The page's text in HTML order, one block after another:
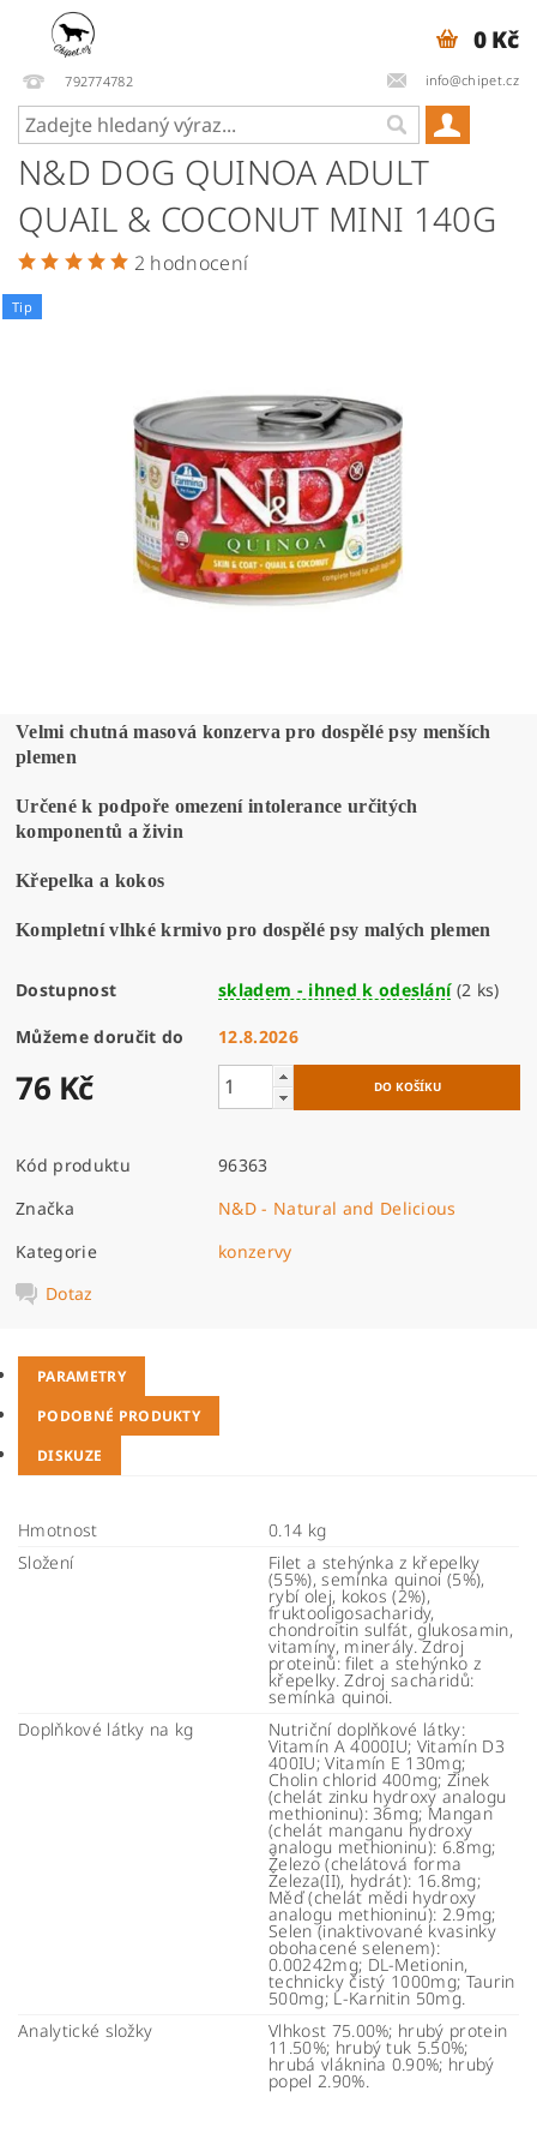
792774782 info@chipet.cz
0 Kč
N&D DOG QUINOA ADULT
QUAIL & COCONUT MINI 140G
2 hodnocení
Tip
Velmi chutná masová konzerva pro dospělé psy menších
plemen
Určené k podpoře omezení intolerance určitých
komponentů a živin
Křepelka a kokos
Kompletní vlhké krmivo pro dospělé psy malých plemen
Dostupnost skladem - ihned k odeslání (2 ks)
Můžeme doručit do 12.8.2026
76 Kč
Kód produktu
96363
Značka
N&D - Natural and Delicious
Kategorie
konzervy
Dotaz
PARAMETRY
PODOBNÉ PRODUKTY
DISKUZE
Hmotnost
0.14 kg
Složení
Filet a stehýnka z křepelky
(55%), semínka quinoi (5%),
rybí olej, kokos (2%),
fruktooligosacharidy,
chondroitin sulfát, glukosamin,
vitamíny, minerály. Zdroj
proteinů: filet a stehýnko z
křepelky. Zdroj sacharidů:
semínka quinoi.
Doplňkové látky na kg
Nutriční doplňkové látky:
Vitamín A 4000IU; Vitamín D3
400IU; Vitamín E 130mg;
Cholin chlorid 400mg; Zinek
(chelát zinku hydroxy analogu
methioninu): 36mg; Mangan
(chelát manganu hydroxy
analogu methioninu): 6.8mg;
Železo (chelátová forma
Železa(II), hydrát): 16.8mg;
Měď (chelát mědi hydroxy
analogu methioninu): 2.9mg;
Selen (inaktivované kvasinky
obohacené selenem):
0.00242mg; DL-Metionin,
technicky čistý 1000mg; Taurin
500mg; L-Karnitin 50mg.
Analytické složky
Vlhkost 75.00%; hrubý protein
11.50%; hrubý tuk 5.50%;
hrubá vláknina 0.90%; hrubý
popel 2.90%.